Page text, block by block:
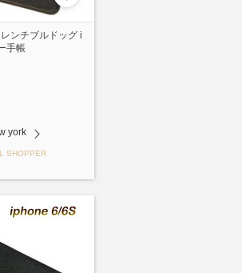
ンチブルドッグ i
手帳
york
SHOPPER